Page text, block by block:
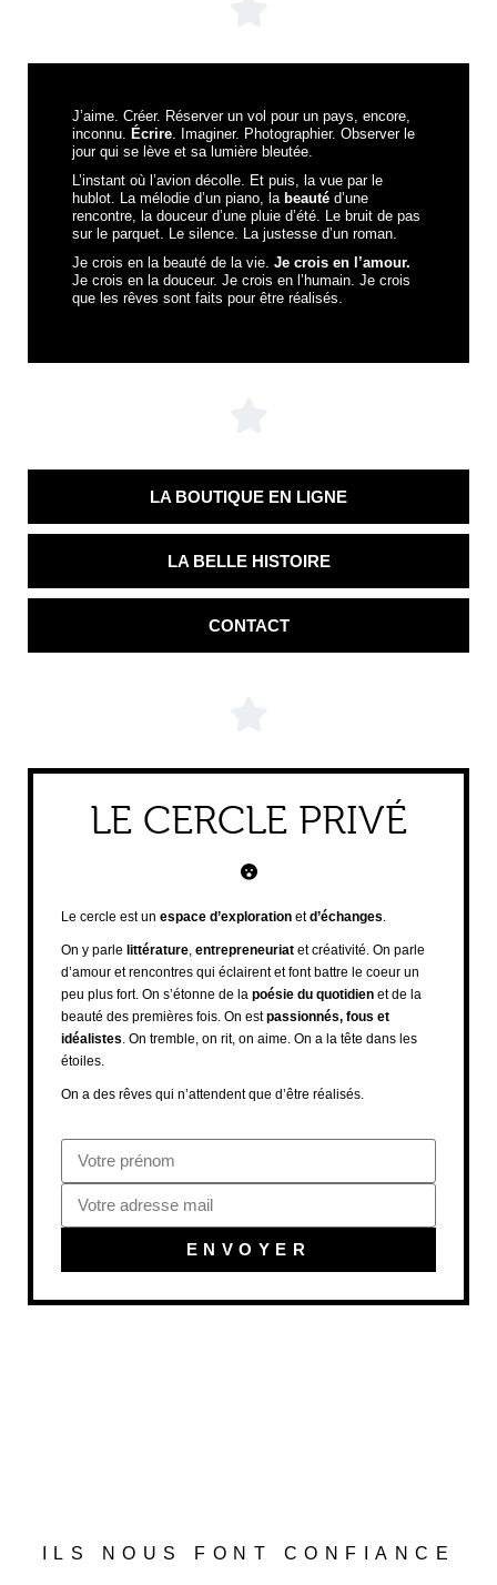
J’aime. Créer. Réserver un vol pour un pays, encore,
inconnu.
Écrire . Imaginer. Photographier. Observer le
jour qui se lève et sa lumière bleutée.
L’instant où l’avion décolle. Et puis, la vue par le
hublot. La mélodie d’un piano, la beauté d’une
rencontre, la douceur d’une pluie d’été. Le bruit de pas
sur le parquet. Le silence. La justesse d’un roman.
Je crois en la beauté de la vie. Je crois en l’amour.
Je crois en la douceur. Je crois en l’humain. Je crois
que les rêves sont faits pour être réalisés.
LA BOUTIQUE EN LIGNE
LA BELLE HISTOIRE
CONTACT
LE CERCLE PRIVÉ
Le cercle est un espace d’exploration etd’échanges
On y parle littérature entrepreneuriat et créativité. On parle
d’amour et rencontres qui éclairent et font battre le coeur un
peu plus fort. On s’étonne de la poésie du quotidien et de la
beauté des premières fois. On estpassionnés, fous et
idéalistes . On tremble, on rit, on aime. On a la tête dans les
étoiles.
On a des rêves qui n’attendent que d’être réalisés.
ENVOYER
ILS NOUS FONT CONFIANCE